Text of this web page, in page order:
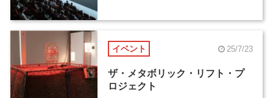
イベント 25/7/23
ザ・メタボリック・リフト・プ
ロジェクト